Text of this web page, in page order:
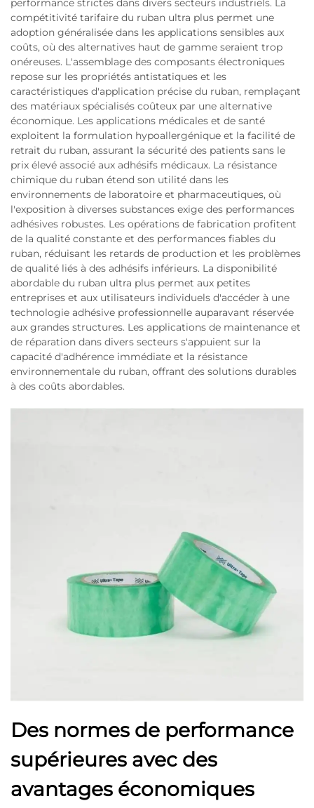
performance strictes dans divers secteurs industriels. La
compétitivité tarifaire du ruban ultra plus permet une
adoption généralisée dans les applications sensibles aux
coûts, où des alternatives haut de gamme seraient trop
onéreuses. L'assemblage des composants électroniques
repose sur les propriétés antistatiques et les
caractéristiques d'application précise du ruban, remplaçant
des matériaux spécialisés coûteux par une alternative
économique. Les applications médicales et de santé
exploitent la formulation hypoallergénique et la facilité de
retrait du ruban, assurant la sécurité des patients sans le
prix élevé associé aux adhésifs médicaux. La résistance
chimique du ruban étend son utilité dans les
environnements de laboratoire et pharmaceutiques, où
l'exposition à diverses substances exige des performances
adhésives robustes. Les opérations de fabrication profitent
de la qualité constante et des performances fiables du
ruban, réduisant les retards de production et les problèmes
de qualité liés à des adhésifs inférieurs. La disponibilité
abordable du ruban ultra plus permet aux petites
entreprises et aux utilisateurs individuels d'accéder à une
technologie adhésive professionnelle auparavant réservée
aux grandes structures. Les applications de maintenance et
de réparation dans divers secteurs s'appuient sur la
capacité d'adhérence immédiate et la résistance
environnementale du ruban, offrant des solutions durables
à des coûts abordables.
Des normes de performance
supérieures avec des
avantages économiques